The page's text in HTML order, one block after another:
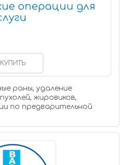
операции для
КУПИТЬ
раны, удаление
жировиков,
по предварительной